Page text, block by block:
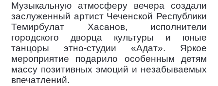
Музыкальную атмосферу вечера создали
заслуженный артист Чеченской Республики
Темирбулат Хасанов, исполнители
городского дворца культуры и юные
танцоры этно-студии «Адат». Яркое
мероприятие подарило особенным детям
массу позитивных эмоций и незабываемых
впечатлений.